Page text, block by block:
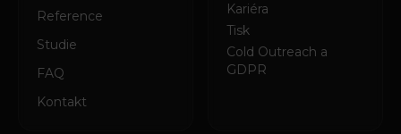
Reference
Studie
FAQ
Kontakt
Kariéra
Tisk
Cold Outreach a
GDPR